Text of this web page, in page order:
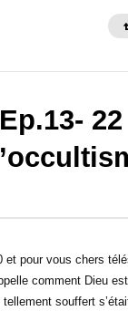
et pour vous chers
comment Dieu
souffert